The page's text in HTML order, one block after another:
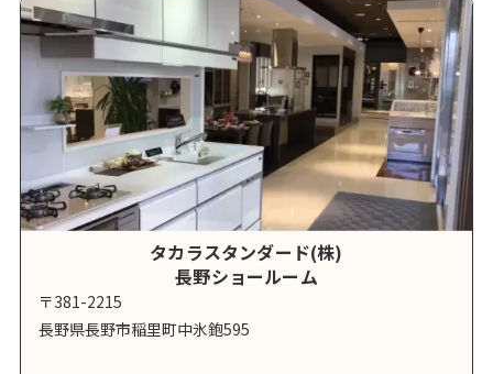
タカラスタンダード(株)
長野ショールーム
〒381-2215
長野県長野市稲里町中氷鉋595